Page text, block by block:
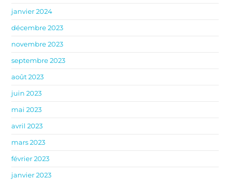
janvier 2024
décembre 2023
novembre 2023
septembre 2023
août 2023
juin 2023
mai 2023
avril 2023
mars 2023
février 2023
janvier 2023